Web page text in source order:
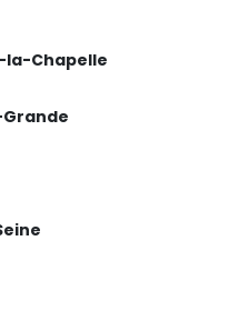
la-Chapelle